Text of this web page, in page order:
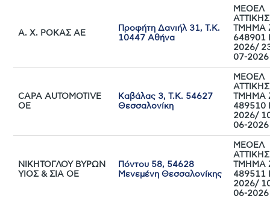
Α. Χ. ΡΟΚΑΣ ΑΕ
Προφήτη Δανιήλ 31, Τ.Κ.
10447 Αθήνα
ΜΕΟΕΛ
ΤΜΗΜΑ
648901
2026/
07-2026
CAPA AUTOMOTIVE
ΟΕ
Καβάλας 3, Τ.Κ. 54627
Θεσσαλονίκη
ΜΕΟΕΛ
ΤΜΗΜΑ
489510
2026/
06-2026
ΝΙΚΗΤΟΓΛΟΥ ΒΥΡΩΝ
ΥΙΟΣ & ΣΙΑ ΟΕ
Πόντου 58, 54628
Μενεμένη Θεσσαλονίκης
ΜΕΟΕΛ
ΤΜΗΜΑ
489511
2026/
06-2026